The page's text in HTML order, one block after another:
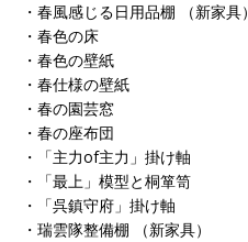
・春風感じる日用品棚 （新家具）
・春色の床
・春色の壁紙
・春仕様の壁紙
・春の園芸窓
・春の座布団
・「主力of主力」掛け軸
・「最上」模型と桐箪笥
・「呉鎮守府」掛け軸
・瑞雲隊整備棚 （新家具）